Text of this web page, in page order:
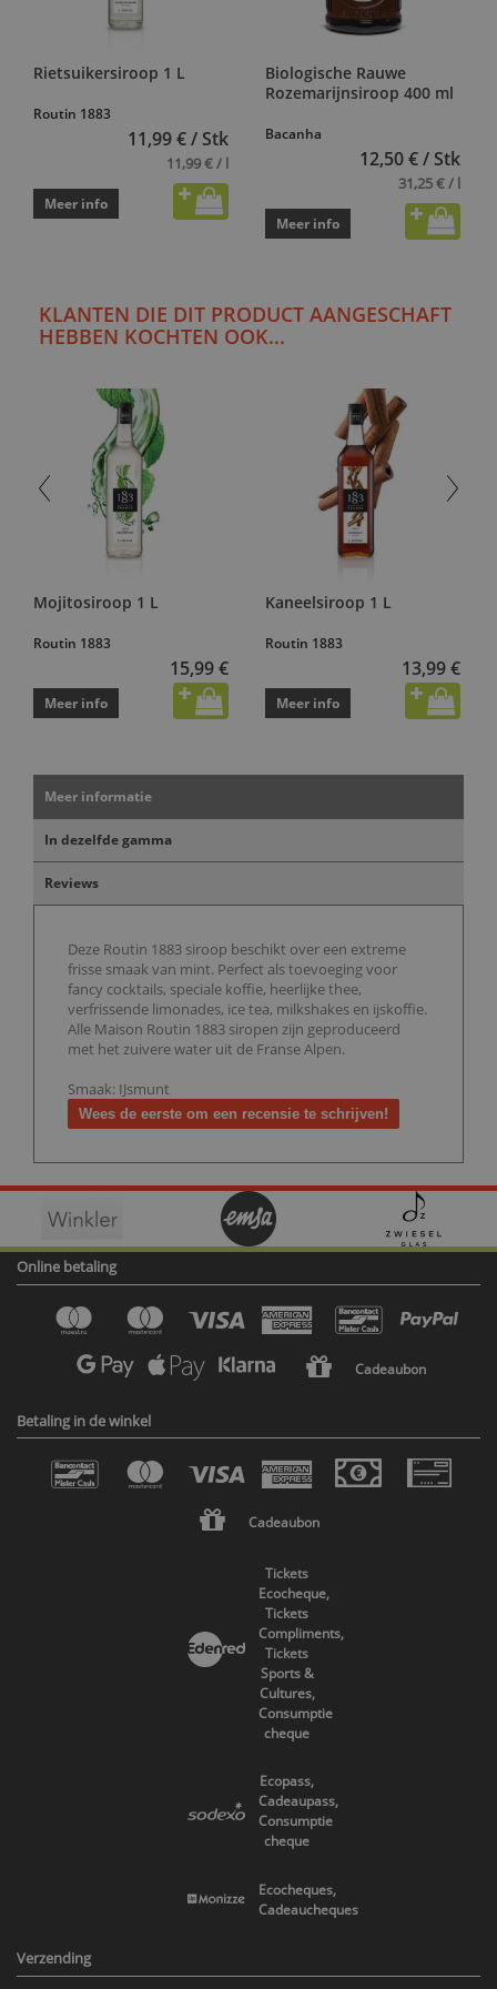
Rietsuikersiroop 1 L
Routin 1883
11,99 € / Stk
11,99 € / l
Meer info
Biologische Rauwe
Rozemarijnsiroop 400 ml
Bacanha
12,50 € / Stk
31,25 € / l
Meer info
KLANTEN DIE DIT PRODUCT AANGESCHAFT
HEBBEN KOCHTEN OOK...
Mojitosiroop 1 L
Routin 1883
15,99 €
Meer info
Kaneelsiroop 1 L
Routin 1883
13,99 €
Meer info
Meer informatie
In dezelfde gamma
Reviews
Deze Routin 1883 siroop beschikt over een extreme
frisse smaak van mint. Perfect als toevoeging voor
fancy cocktails, speciale koffie, heerlijke thee,
verfrissende limonades, ice tea, milkshakes en ijskoffie.
Alle Maison Routin 1883 siropen zijn geproduceerd
met het zuivere water uit de Franse Alpen.
Smaak: IJsmunt
Wees de eerste om een recensie te schrijven!
Online betaling
Cadeaubon
Betaling in de winkel
Cadeaubon
Tickets
Ecocheque,
Tickets
Compliments,
Tickets
Sports &
Cultures,
Consumptie
cheque
Ecopass,
Cadeaupass,
Consumptie
cheque
Ecocheques,
Cadeaucheques
Verzending